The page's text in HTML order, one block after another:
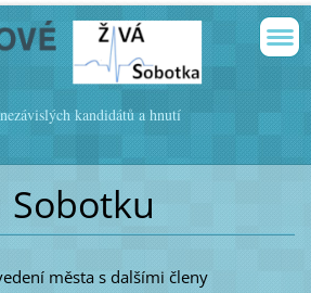
kandidátů a hnutí
Sobotku
města s dalšími členy